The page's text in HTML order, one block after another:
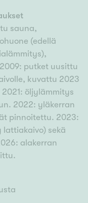
sauna,
(edellä
putket uusittu
kuvattu 2023
öljylämmitys
2022: yläkerran
pinnoitettu. 2023:
lattiakaivo) sekä
alakerran